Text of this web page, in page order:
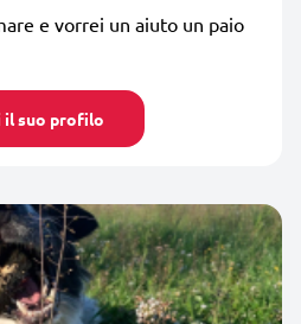
e vorrei un aiuto un paio
il suo profilo